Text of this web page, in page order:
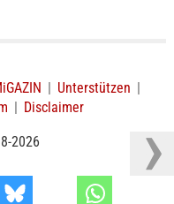
| Unterstützen |
| Disclaimer
2026